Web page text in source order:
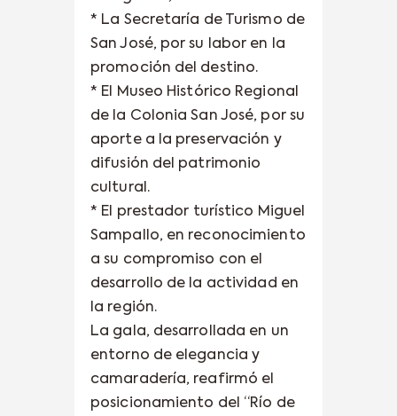
* La Secretaría de Turismo de
San José, por su labor en la
promoción del destino.
* El Museo Histórico Regional
de la Colonia San José, por su
aporte a la preservación y
difusión del patrimonio
cultural.
* El prestador turístico Miguel
Sampallo, en reconocimiento
a su compromiso con el
desarrollo de la actividad en
la región.
La gala, desarrollada en un
entorno de elegancia y
camaradería, reafirmó el
posicionamiento del “Río de